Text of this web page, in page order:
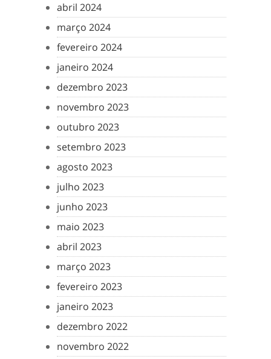
abril 2024
março 2024
fevereiro 2024
janeiro 2024
dezembro 2023
novembro 2023
outubro 2023
setembro 2023
agosto 2023
julho 2023
junho 2023
maio 2023
abril 2023
março 2023
fevereiro 2023
janeiro 2023
dezembro 2022
novembro 2022